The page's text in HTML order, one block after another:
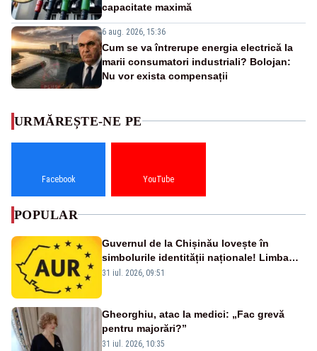
capacitate maximă
6 aug. 2026, 15:36
Cum se va întrerupe energia electrică la
marii consumatori industriali? Bolojan:
Nu vor exista compensații
URMĂREȘTE-NE PE
Facebook YouTube
POPULAR
Guvernul de la Chișinău lovește în
simbolurile identității naționale! Limba
română nu se economisește! Limba
31 iul. 2026, 09:51
Gheorghiu, atac la medici: „Fac grevă
pentru majorări?”
31 iul. 2026, 10:35